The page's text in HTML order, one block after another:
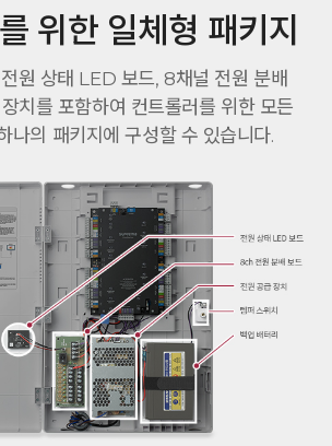
위한 일체형 패키지
원 상태 LED 보드, 8채널 전원 분배
치를 포함하여 컨트롤러를 위한 모든
나의 패키지에 구성할 수 있습니다.